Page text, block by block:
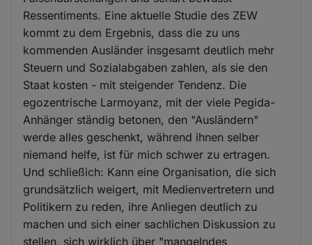
Ressentiments. Eine aktuelle Studie des ZEW
kommt zu dem Ergebnis, dass die zu uns
kommenden Ausländer insgesamt deutlich mehr
Steuern und Sozialabgaben zahlen, als sie den
Staat kosten - mit steigender Tendenz. Die
egozentrische Larmoyanz, mit der viele Pegida-
Anhänger ständig betonen, den "Ausländern"
werde alles geschenkt, während ihnen selber
niemand helfe, ist für mich schwer zu ertragen.
Und schließich: Kann eine Organisation, die sich
grundsätzlich weigert, mit Medienvertretern und
Politikern zu reden, ihre Anliegen deutlich zu
machen und sich einer sachlichen Diskussion zu
stellen, sich wirklich über "mangelndes